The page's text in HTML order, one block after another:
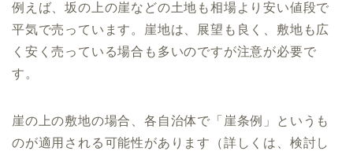
例えば、坂の上の崖などの土地も相場より安い値段で
平気で売っています。崖地は、展望も良く、敷地も広
く安く売っている場合も多いのですが注意が必要で
す。
崖の上の敷地の場合、各自治体で「崖条例」というも
のが適用される可能性があります（詳しくは、検討し